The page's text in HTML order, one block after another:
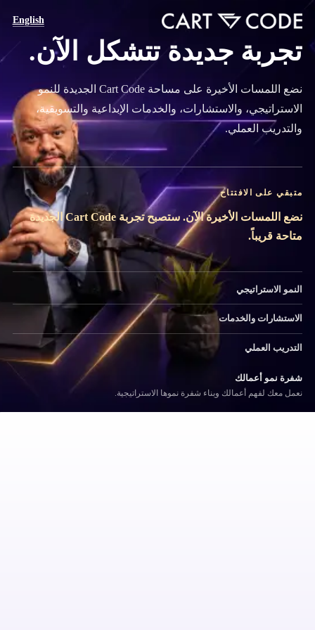
English
تجربة جديدة تتشكل الآن.
نضع اللمسات الأخيرة على مساحة Cart Code الجديدة للنمو
الاستراتيجي، والاستشارات، والخدمات الإبداعية والتسويقية،
والتدريب العملي.
متبقي على الافتتاح
نضع اللمسات الأخيرة الآن. ستصبح تجربة Cart Code الجديدة
متاحة قريباً.
النمو الاستراتيجي
الاستشارات والخدمات
التدريب العملي
شفرة نمو أعمالك
نعمل معك لفهم أعمالك وبناء شفرة نموها الاستراتيجية.